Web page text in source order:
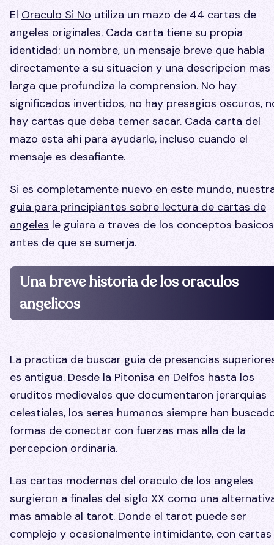
El Oraculo Si No utiliza un mazo de 44 cartas de
angeles originales. Cada carta tiene su propia
identidad: un nombre, un mensaje breve que habla
directamente a su situacion y una descripcion mas
larga que profundiza la comprension. No hay
significados invertidos, no hay presagios oscuros,
hay cartas que deba temer sacar. Cada carta del
mazo esta ahi para ayudarle, incluso cuando el
mensaje es desafiante.
Si es completamente nuevo en este mundo,
guia para principiantes sobre lectura de cartas de
angeles le guiara a traves de los conceptos basicos
antes de que se sumerja.
Una breve historia de los oraculos
angelicos
La practica de buscar guia de presencias
es antigua. Desde la Pitonisa en Delfos hasta los
eruditos medievales que documentaron jerarquias
celestiales, los seres humanos siempre han
formas de conectar con fuerzas mas alla de la
percepcion ordinaria.
Las cartas modernas del oraculo de los angeles
surgieron a finales del siglo XX como una
mas amable al tarot. Donde el tarot puede ser
complejo y ocasionalmente intimidante, con cartas